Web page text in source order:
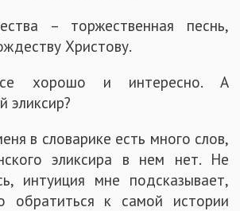
– торжественная песнь,
Христову.
хорошо и интересно. А
эликсир?
в словарике есть много слов,
эликсира в нем нет. Не
интуиция мне подсказывает,
обратиться к самой истории